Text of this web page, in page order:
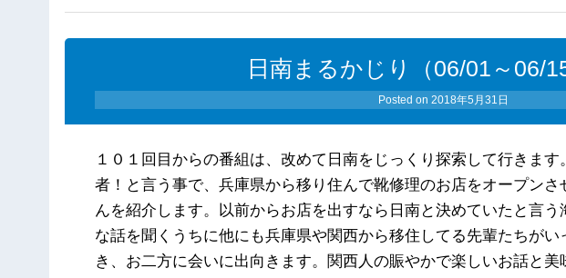
日南まるかじり（06/01～06/
Posted on2018年5月31日
１０１回目からの番組は、改めて日南をじっくり探索して行きま
者！と言う事で、兵庫県から移り住んで靴修理のお店をオープンさ
んを紹介します。以前からお店を出すなら日南と決めていたと言
な話を聞くうちに他にも兵庫県や関西から移住してる先輩たちが
き、お二方に会いに出向きます。関西人の賑やかで楽しいお話と美